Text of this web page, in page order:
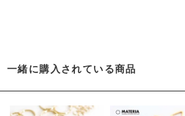
一緒に購入されている商品